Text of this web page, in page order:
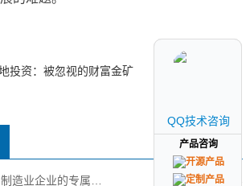
投资：被忽视的财富金矿
2025-08-02
QQ技术咨询
产品咨询
QQ技术咨询
产品咨询